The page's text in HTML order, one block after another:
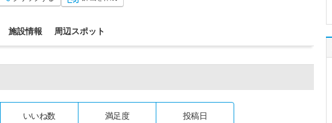
施設情報 周辺スポット
いいね数 満足度 投稿日